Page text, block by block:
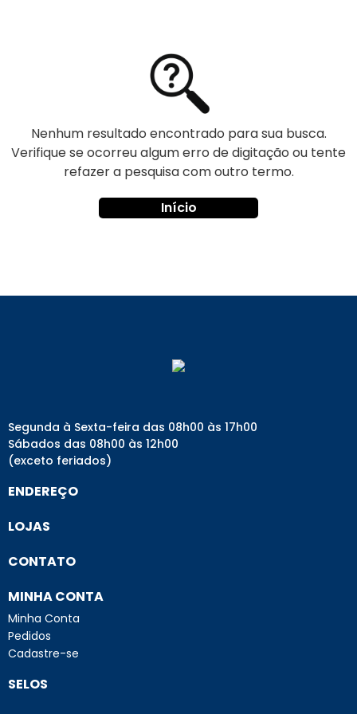
Nenhum resultado encontrado para sua busca.
Verifique se ocorreu algum erro de digitação ou tente
refazer a pesquisa com outro termo.
Início
Segunda à Sexta-feira das 08h00 às 17h00
Sábados das 08h00 às 12h00
(exceto feriados)
ENDEREÇO
LOJAS
CONTATO
MINHA CONTA
Minha Conta
Pedidos
Cadastre-se
SELOS